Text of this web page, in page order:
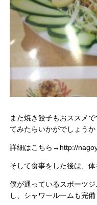
また焼き餃子もおススメ
てみたらいかがでしょうか
詳細はこちら→http://
そして食事をした後は、
僕が通っているスポーツ
し、シャワールームも完備